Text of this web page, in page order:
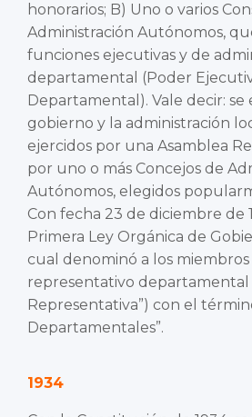
honorarios; B) Uno o varios
Administración Autónomos,
funciones ejecutivas y de
departamental (Poder
Departamental). Vale decir: se
gobierno y la administración
ejercidos por una Asamblea
por uno o más Concejos de
Autónomos, elegidos
Con fecha 23 de diciembre de
Primera Ley Orgánica de
cual denominó a los
representativo departamental
Representativa”) con el
Departamentales”.
1934